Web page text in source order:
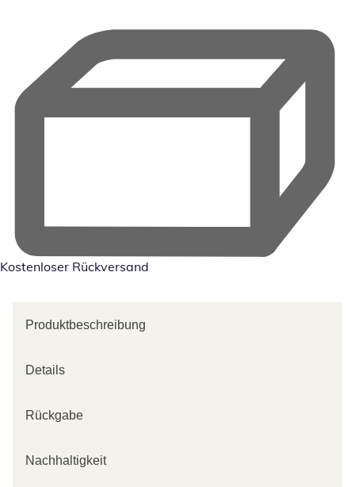
Kostenloser Rückversand
Produktbeschreibung
Details
Rückgabe
Nachhaltigkeit